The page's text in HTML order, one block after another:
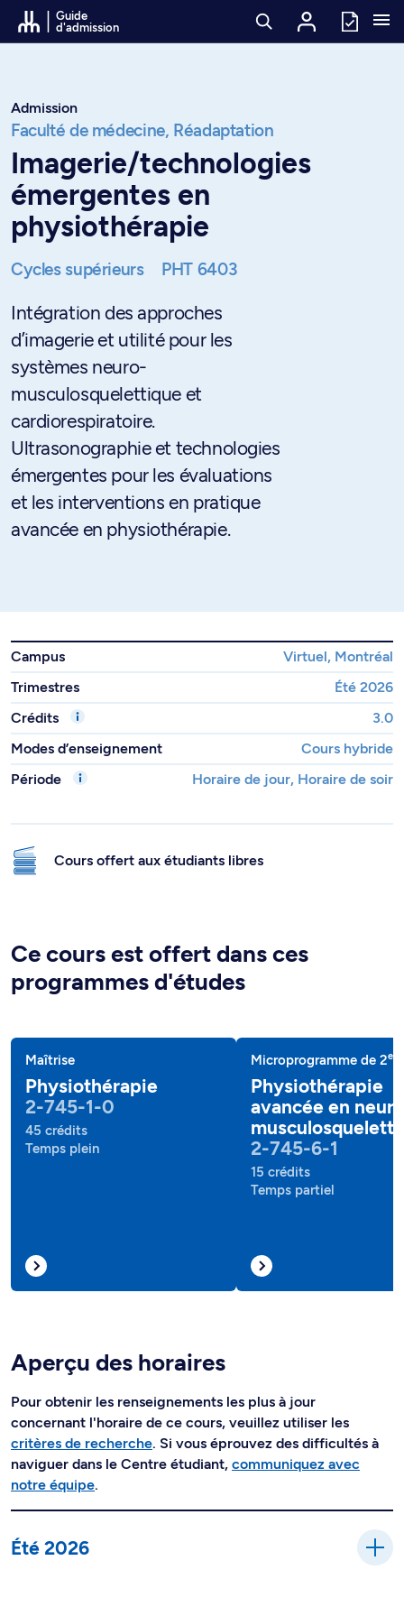
Passer au contenu
Guide
d'admission
Admission
Faculté de médecine, Réadaptation
Imagerie/technologies
émergentes en
physiothérapie
Cycles supérieurs PHT 6403
Intégration des approches
d’imagerie et utilité pour les
systèmes neuro-
musculosquelettique et
cardiorespiratoire.
Ultrasonographie et technologies
émergentes pour les évaluations
et les interventions en pratique
avancée en physiothérapie.
Campus
Virtuel, Montréal
Trimestres
Été 2026
Crédits
3.0
Modes d’enseignement
Cours hybride
Période
Horaire de jour, Horaire de soir
Cours offert aux étudiants libres
Ce cours est offert dans ces
programmes d'études
Maîtrise
Physiothérapie
2-745-1-0
45 crédits
Temps plein
Microprogramme de 2e
Physiothérapie
avancée en
2-745-6-1
15 crédits
Temps partiel
Aperçu des horaires
Pour obtenir les renseignements les plus à jour
concernant l'horaire de ce cours, veuillez utiliser les
critères de recherche. Si vous éprouvez des difficultés à
naviguer dans le Centre étudiant, communiquez avec
notre équipe.
Été 2026